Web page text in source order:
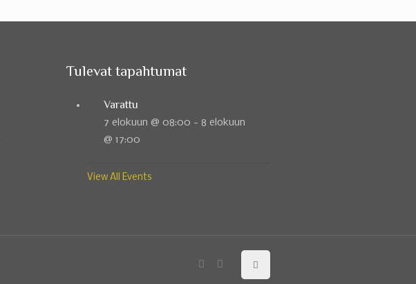
Tulevat tapahtumat
Varattu
7 elokuun @ 08:00 - 8 elokuun
@ 17:00
View All Events